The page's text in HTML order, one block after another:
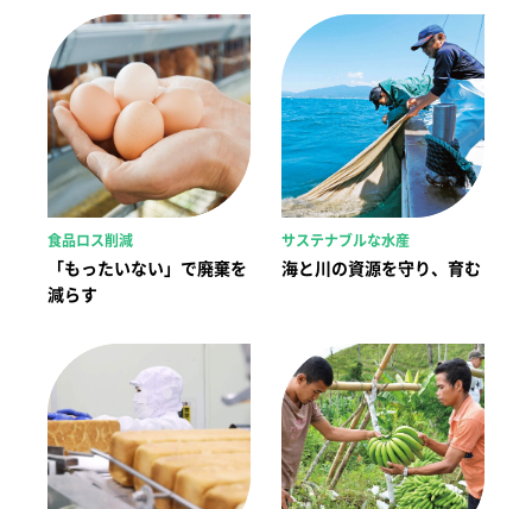
食品ロス削減
「もったいない」で廃棄を
減らす
サステナブルな水産
海と川の資源を守り、育む